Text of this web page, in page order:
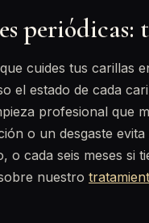
periódicas:
cuides tus carillas
el estado de cada
profesional que
o un desgaste
o cada seis meses si
nuestro